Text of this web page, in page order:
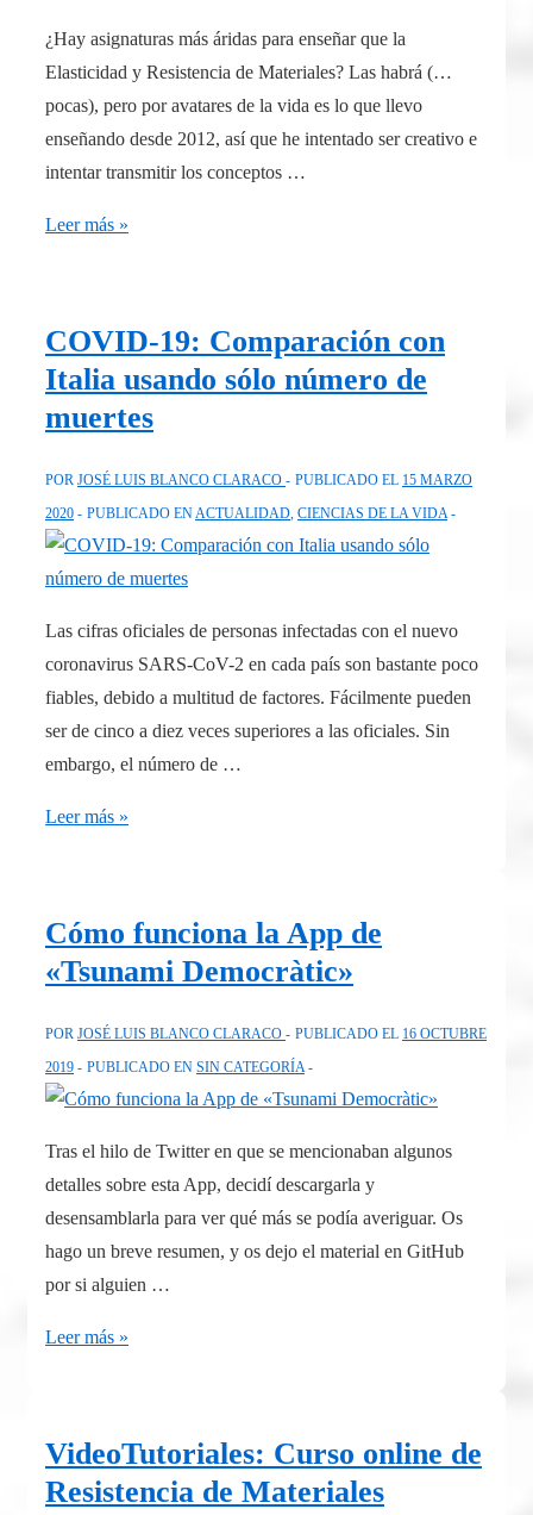
¿Hay asignaturas más áridas para enseñar que la
Elasticidad y Resistencia de Materiales? Las habrá (…
pocas), pero por avatares de la vida es lo que llevo
enseñando desde 2012, así que he intentado ser creativo e
intentar transmitir los conceptos …
Tensor
círculo
de
Mohr,
no
te
cuentan
los
libros
(2
vídeos)
Leer más »
COVID-19: Comparación con
Italia usando sólo número de
muertes
POR JOSÉ LUIS BLANCO CLARACO PUBLICADO EL 15 MARZO
2020
PUBLICADO ENACTUALIDAD, CIENCIAS DE LA VIDA
Las cifras oficiales de personas infectadas con el nuevo
coronavirus SARS-CoV-2 en cada país son bastante poco
fiables, debido a multitud de factores. Fácilmente pueden
ser de cinco a diez veces superiores a las oficiales. Sin
embargo, el número de …
COVID-
Italia
usando
de
Leer más »
Cómo funciona la App de
«Tsunami Democràtic»
POR JOSÉ LUIS BLANCO CLARACO PUBLICADO EL 16 OCTUBRE
2019
PUBLICADO EN SIN CATEGORÍA
Tras el hilo de Twitter en que se mencionaban algunos
detalles sobre esta App, decidí descargarla y
desensamblarla para ver qué más se podía averiguar. Os
hago un breve resumen, y os dejo el material en GitHub
por si alguien …
Cómo
de
«Tsunami
Leer más »
VideoTutoriales: Curso online de
Resistencia de Materiales